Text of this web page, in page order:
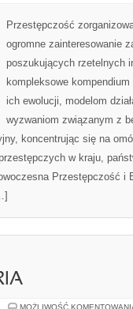
Przestępczość
ogromne zainteresowanie
poszukujących rzetelnych
kompleksowe
ich ewolucji, modelom
wyzwaniom związanym z
koncentrując się na
w kraju,
Przestępczość i
MOŻLIWOŚĆ